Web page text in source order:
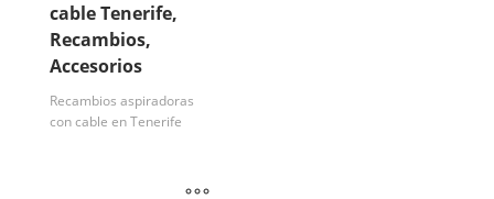
cable Tenerife,
Recambios,
Accesorios
Recambios aspiradoras
con cable en Tenerife